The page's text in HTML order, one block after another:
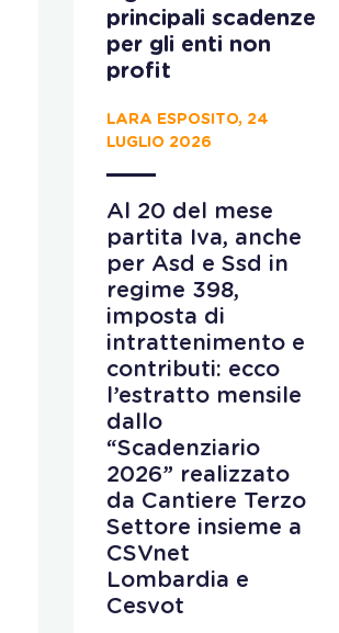
principali scadenze
per gli enti non
profit
LARA ESPOSITO, 24
LUGLIO 2026
Al 20 del mese
partita Iva, anche
per Asd e Ssd in
regime 398,
imposta di
intrattenimento e
contributi: ecco
l’estratto mensile
dallo
“Scadenziario
2026” realizzato
da Cantiere Terzo
Settore insieme a
CSVnet
Lombardia e
Cesvot